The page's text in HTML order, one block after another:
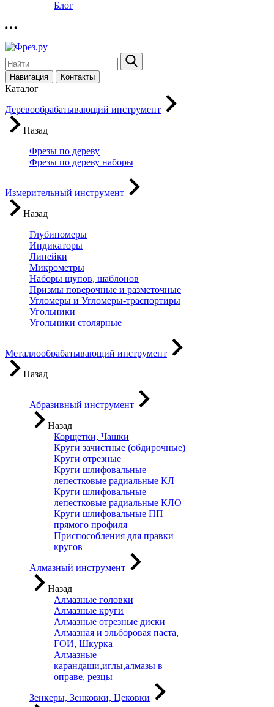
Блог
Навигация Контакты
Каталог
Деревообрабатывающий инструмент
Назад
Фрезы по дереву
Фрезы по дереву наборы
Измерительный инструмент
Назад
Глубиномеры
Индикаторы
Линейки
Микрометры
Наборы щупов, шаблонов
Призмы поверочные и разметочные
Угломеры и Угломеры-траспортиры
Угольники
Угольники столярные
Металлообрабатывающий инструмент
Назад
Абразивный инструмент
Назад
Корщетки, Чашки
Круги зачистные (обдирочные)
Круги отрезные
Круги шлифовальные
лепестковые радиальные КЛ
Круги шлифовальные
лепестковые радиальные КЛО
Круги шлифовальные ПП
прямого профиля
Приспособления для правки
кругов
Алмазный инструмент
Назад
Алмазные головки
Алмазные круги
Алмазные отрезные диски
Алмазная и эльборовая паста,
ГОИ, Шкурка
Алмазные
карандаши,иглы,алмазы в
оправе, резцы
Зенкеры, Зенковки, Цековки